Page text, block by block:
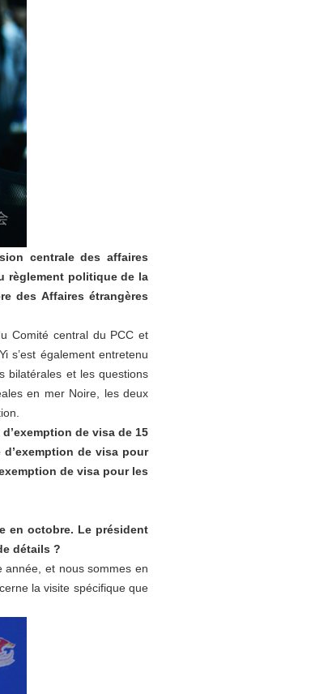
centrale des affaires
règlement politique de la
des Affaires étrangères
Comité central du PCC et
s’est également entretenu
bilatérales et les questions
en mer Noire, les deux
de visa de 15
de visa pour
de visa pour les
en octobre. Le président
détails ?
et nous sommes en
la visite spécifique que